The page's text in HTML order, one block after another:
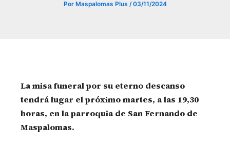
Por Maspalomas Plus /03/11/2024
La misa funeral por su eterno descanso
tendrá lugar el próximo martes, a las 19,30
horas, en la parroquia de San Fernando de
Maspalomas.